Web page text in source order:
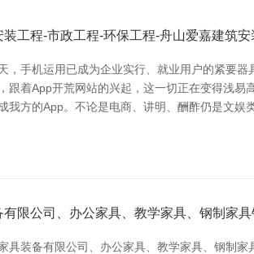
装工程-市政工程-环保工程-舟山爱嘉建筑
，手机运用已成为企业实行、就业用户的紧要
跟着App开荒网站的兴起，这一切正在变得浅
我方的App。不论是电商、讲明、酬酢仍是文
限公司、办公家具、教学家具、钢制家
具装备有限公司、办公家具、教学家具、钢制